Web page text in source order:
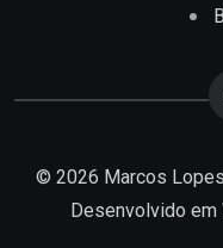
© 2026 Marcos
Desenvolvido em